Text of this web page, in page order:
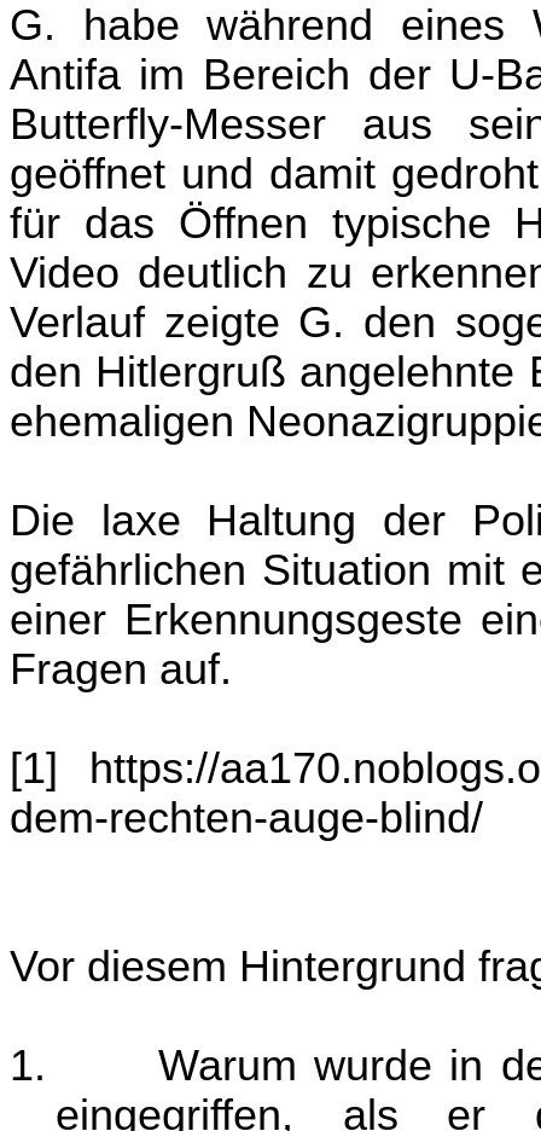
G. habe während eines
Antifa im Bereich der U-
Butterfly-Messer aus
geöffnet und damit
für das Öffnen typische
Video deutlich zu
Verlauf zeigte G. den
den Hitlergruß angelehnte
ehemaligen
Die laxe Haltung der
gefährlichen Situation mit
einer Erkennungsgeste
Fragen auf.
[1] https://
dem-rechten-auge-blind/
Vor diesem Hintergrund
1.
Warum wurde in
eingegriffen, als er